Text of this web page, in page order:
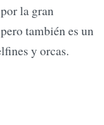
la gran
también es un
y orcas.